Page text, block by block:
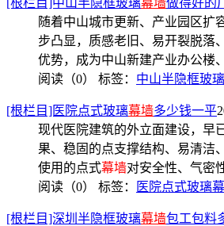
随着中山城市更新、产业园区扩
步凸显，质感老旧、易开裂脱落
优势，成为中山新建产业办公楼
阅读（0） 标签： 中山半隐框玻
[根栏目]医院点式玻璃幕墙多少钱一平
现代医院建筑的外立面建设，早
果、稳固的点支撑结构、易清洁
使用的点式幕墙对安全性、气密
阅读（0） 标签： 医院点式玻璃
[根栏目]深圳半隐框玻璃幕墙包工包料